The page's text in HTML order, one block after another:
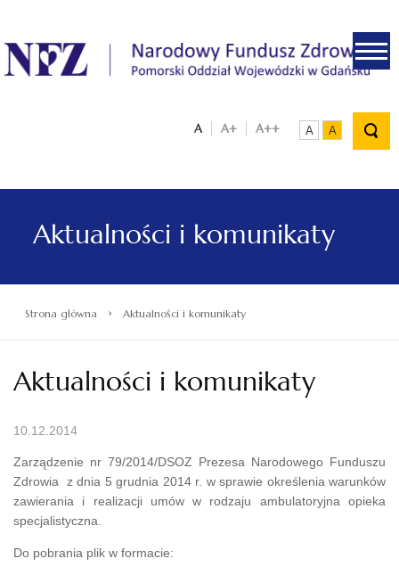
.
A A+ A++ A A
Aktualności i komunikaty
Strona główna › Aktualności i komunikaty
Aktualności i komunikaty
10.12.2014
Zarządzenie nr 79/2014/DSOZ Prezesa Narodowego Funduszu
Zdrowia z dnia 5 grudnia 2014 r. w sprawie określenia warunków
zawierania i realizacji umów w rodzaju ambulatoryjna opieka
specjalistyczna.
Do pobrania plik w formacie: